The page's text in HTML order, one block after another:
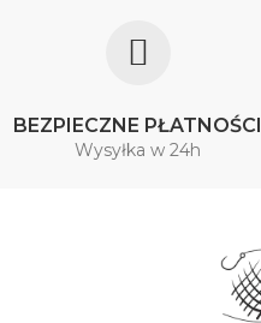
BEZPIECZNE PŁATNOŚCI
Wysyłka w 24h